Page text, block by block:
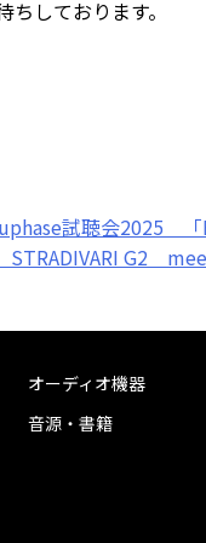
ちしております。
試聴会2025 「
G2
オーディオ機器
音源・書籍